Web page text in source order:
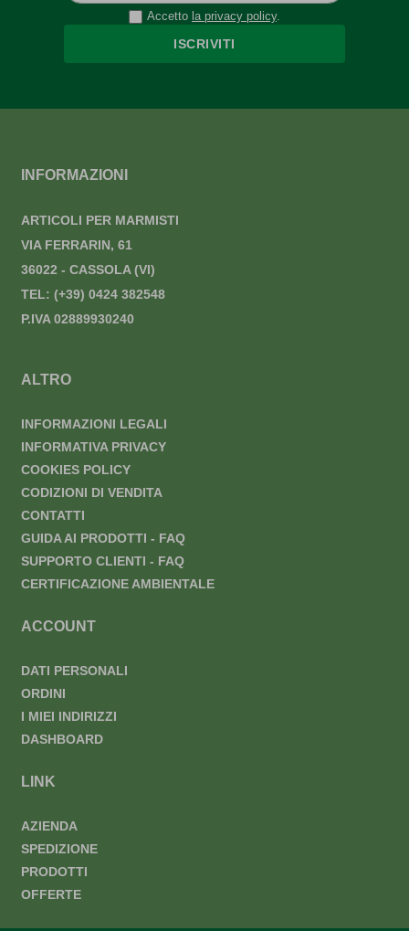
Accetto la privacy policy.
ISCRIVITI
INFORMAZIONI
ARTICOLI PER MARMISTI
VIA FERRARIN, 61
36022 - CASSOLA (VI)
TEL: (+39) 0424 382548
P.IVA 02889930240
ALTRO
INFORMAZIONI LEGALI
INFORMATIVA PRIVACY
COOKIES POLICY
CODIZIONI DI VENDITA
CONTATTI
GUIDA AI PRODOTTI - FAQ
SUPPORTO CLIENTI - FAQ
CERTIFICAZIONE AMBIENTALE
ACCOUNT
DATI PERSONALI
ORDINI
I MIEI INDIRIZZI
DASHBOARD
LINK
AZIENDA
SPEDIZIONE
PRODOTTI
OFFERTE